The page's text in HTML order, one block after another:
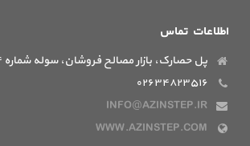
اطلاعات تماس
پل حصارک، بازار مصالح فروشان، سوله شماره ۶۴
۰۲۶۳۴۸۲۳۵۱۶
INFO@AZINSTEP.IR
WWW.AZINSTEP.COM